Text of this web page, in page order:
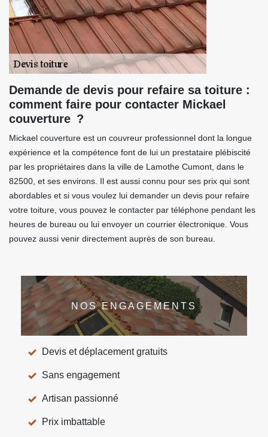
Demande de devis pour refaire sa toiture :
comment faire pour contacter Mickael
couverture ?
Mickael couverture est un couvreur professionnel dont la longue
expérience et la compétence font de lui un prestataire plébiscité
par les propriétaires dans la ville de Lamothe Cumont, dans le
82500, et ses environs. Il est aussi connu pour ses prix qui sont
abordables et si vous voulez lui demander un devis pour refaire
votre toiture, vous pouvez le contacter par téléphone pendant les
heures de bureau ou lui envoyer un courrier électronique. Vous
pouvez aussi venir directement auprès de son bureau.
NOS ENGAGEMENTS
Devis et déplacement gratuits
Sans engagement
Artisan passionné
Prix imbattable